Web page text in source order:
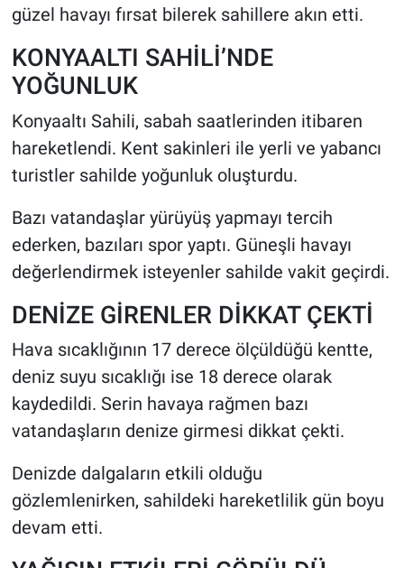
güzel havayı fırsat bilerek sahillere akın etti.
KONYAALTI SAHİLİ’NDE
YOĞUNLUK
Konyaaltı Sahili, sabah saatlerinden itibaren
hareketlendi. Kent sakinleri ile yerli ve yabancı
turistler sahilde yoğunluk oluşturdu.
Bazı vatandaşlar yürüyüş yapmayı tercih
ederken, bazıları spor yaptı. Güneşli havayı
değerlendirmek isteyenler sahilde vakit geçirdi.
DENİZE GİRENLER DİKKAT ÇEKTİ
Hava sıcaklığının 17 derece ölçüldüğü kentte,
deniz suyu sıcaklığı ise 18 derece olarak
kaydedildi. Serin havaya rağmen bazı
vatandaşların denize girmesi dikkat çekti.
Denizde dalgaların etkili olduğu
gözlemlenirken, sahildeki hareketlilik gün boyu
devam etti.
SPOR
MAGAZİN
Bilim, Teknoloji